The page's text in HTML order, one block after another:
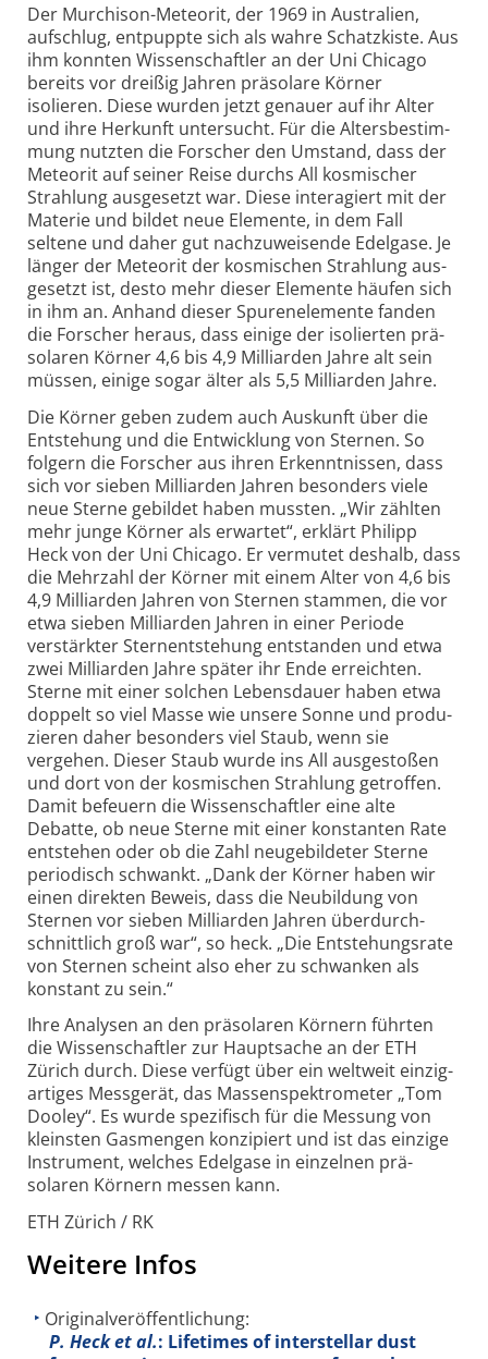
Der Murchison-​Meteorit, der 1969 in Australien,
aufschlug, entpuppte sich als wahre Schatz­kiste. Aus
ihm konnten Wissen­schaftler an der Uni Chicago
bereits vor dreißig Jahren prä­solare Körner
isolieren. Diese wurden jetzt genauer auf ihr Alter
und ihre Herkunft unter­sucht. Für die Alters­bestim­
mung nutzten die Forscher den Umstand, dass der
Meteorit auf seiner Reise durchs All kosmischer
Strahlung aus­ge­setzt war. Diese inter­agiert mit der
Materie und bildet neue Elemente, in dem Fall
seltene und daher gut nach­zu­weisende Edel­gase. Je
länger der Meteorit der kosmischen Strahlung aus­
ge­setzt ist, desto mehr dieser Elemente häufen sich
in ihm an. Anhand dieser Spuren­elemente fanden
die Forscher heraus, dass einige der isolierten prä­
solaren Körner 4,6 bis 4,9 Milliarden Jahre alt sein
müssen, einige sogar älter als 5,5 Milliarden Jahre.
Die Körner geben zudem auch Auskunft über die
Entstehung und die Entwicklung von Sternen. So
folgern die Forscher aus ihren Erkennt­nissen, dass
sich vor sieben Milliarden Jahren besonders viele
neue Sterne gebildet haben mussten. „Wir zählten
mehr junge Körner als erwartet“, erklärt Philipp
Heck von der Uni Chicago. Er vermutet deshalb, dass
die Mehr­zahl der Körner mit einem Alter von 4,6 bis
4,9 Milliarden Jahren von Sternen stammen, die vor
etwa sieben Milliarden Jahren in einer Periode
verstärkter Stern­entstehung entstanden und etwa
zwei Milliarden Jahre später ihr Ende erreichten.
Sterne mit einer solchen Lebens­dauer haben etwa
doppelt so viel Masse wie unsere Sonne und produ­
zieren daher besonders viel Staub, wenn sie
vergehen. Dieser Staub wurde ins All aus­ge­stoßen
und dort von der kosmischen Strahlung getroffen.
Damit befeuern die Wissen­schaftler eine alte
Debatte, ob neue Sterne mit einer konstanten Rate
entstehen oder ob die Zahl neu­ge­bildeter Sterne
periodisch schwankt. „Dank der Körner haben wir
einen direkten Beweis, dass die Neubildung von
Sternen vor sieben Milliarden Jahren über­durch­
schnitt­lich groß war“, so heck. „Die Entstehungs­rate
von Sternen scheint also eher zu schwanken als
konstant zu sein.“
Ihre Analysen an den präsolaren Körnern führten
die Wissen­schaftler zur Haupt­sache an der ETH
Zürich durch. Diese verfügt über ein welt­weit einzig­
artiges Mess­gerät, das Massen­spektro­meter „Tom
Dooley“. Es wurde spezi­fisch für die Messung von
kleinsten Gasmengen konzi­piert und ist das einzige
Instru­ment, welches Edel­gase in ein­zelnen prä­
solaren Körnern messen kann.
ETH Zürich / RK
Weitere Infos
Originalveröffentlichung:
P. Heck et al.: Lifetimes of interstellar dust